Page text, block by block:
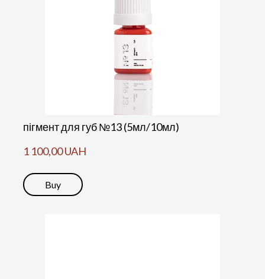
пігмент для губ №13 (5мл/10мл)
1 100,00 UAH
Buy